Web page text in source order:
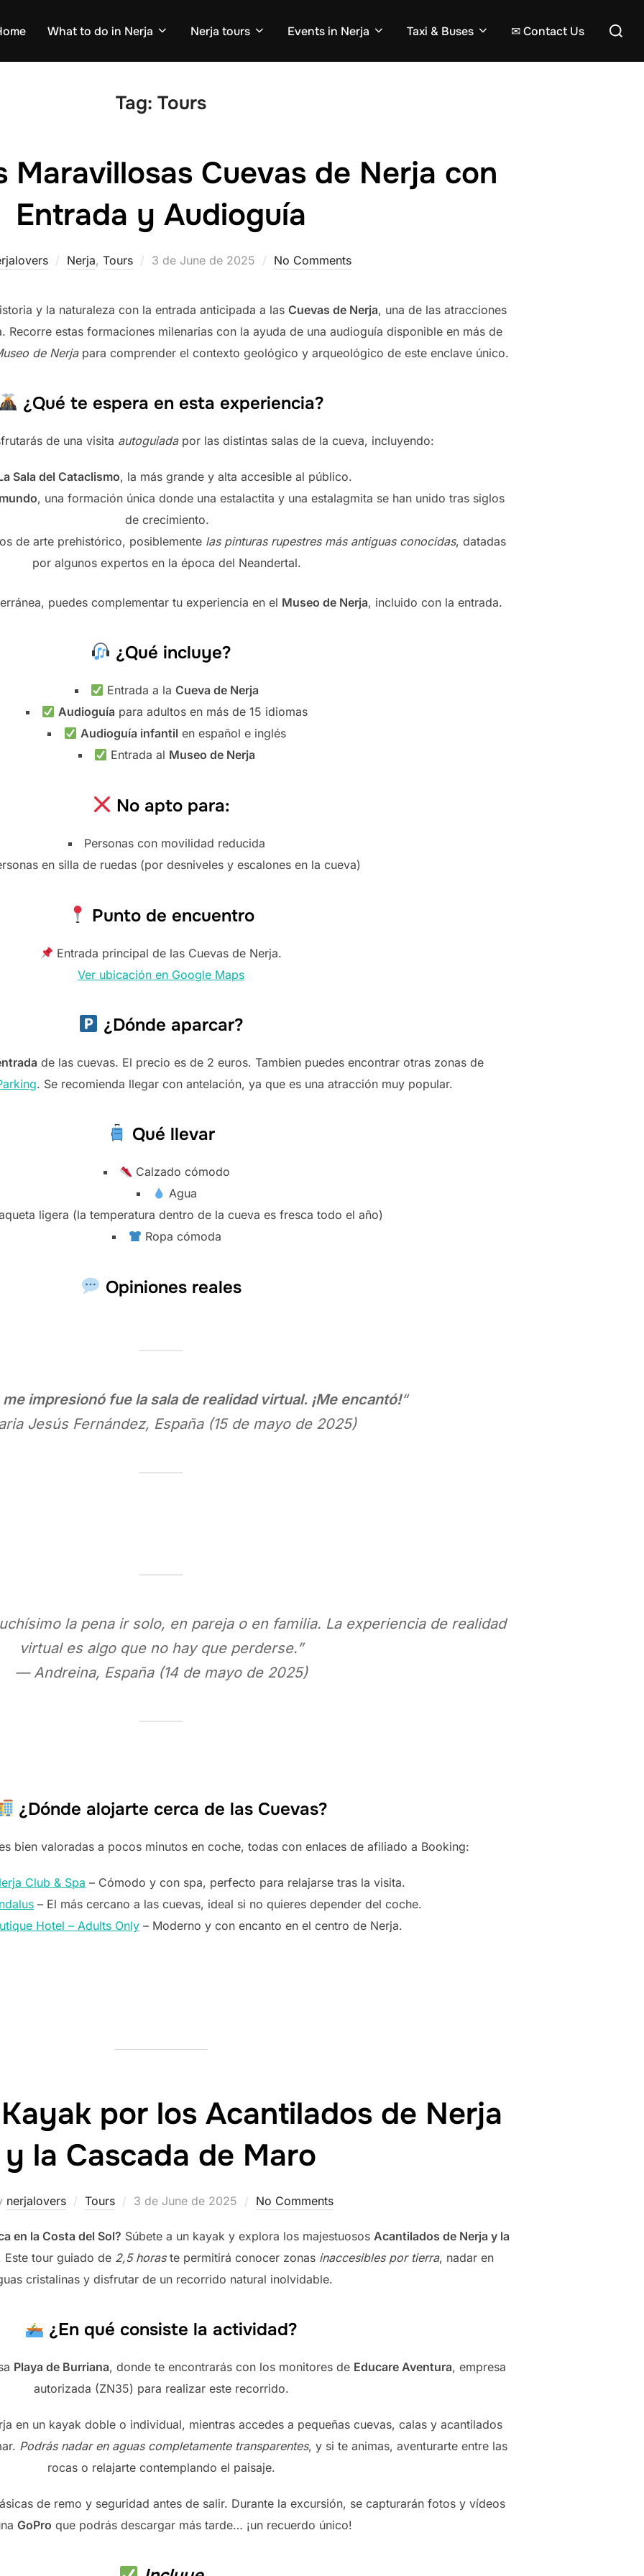
What to do in Nerja Nerja tours Events in Nerja Taxi & Buses ✉ Contact Us
Search
Tag: Tours
Maravillosas Cuevas de Nerja con
Entrada y Audioguía
Nerja, Tours
Posted
3 de June de 2025 No Comments
y la naturaleza con la entrada anticipada a las Cuevas de Nerja, una de las atracciones
Recorre estas formaciones milenarias con la ayuda de una audioguía disponible en más de
de Nerjapara comprender el contexto geológico y arqueológico de este enclave único.
¿Qué te espera en esta experiencia?
de una visita autoguiadapor las distintas salas de la cueva, incluyendo:
Sala del Cataclismo, la más grande y alta accesible al público.
, una formación única donde una estalactita y una estalagmita se han unido tras siglos
de crecimiento.
de arte prehistórico, posiblemente las pinturas rupestres más antiguas conocidas, datadas
por algunos expertos en la época del Neandertal.
puedes complementar tu experiencia en el Museo de Nerja, incluido con la entrada.
¿Qué incluye?
Entrada a laCueva de Nerja
Audioguía para adultos en más de 15 idiomas
Audioguía infantil en español e inglés
Entrada al Museo de Nerja
No apto para:
Personas con movilidad reducida
en silla de ruedas (por desniveles y escalones en la cueva)
Punto de encuentro
Entrada principal de las Cuevas de Nerja.
Ver ubicación en Google Maps
¿Dónde aparcar?
de las cuevas. El precio es de 2 euros. Tambien puedes encontrar otras zonas de
. Se recomienda llegar con antelación, ya que es una atracción muy popular.
Qué llevar
Calzado cómodo
Agua
ligera (la temperatura dentro de la cueva es fresca todo el año)
Ropa cómoda
Opiniones reales
impresionó fue la sala de realidad virtual. ¡Me encantó!“
Jesús Fernández, España (15 de mayo de 2025)
la pena ir solo, en pareja o en familia. La experiencia de realidad
virtual es algo que no hay que perderse.”
— Andreina, España (14 de mayo de 2025)
¿Dónde alojarte cerca de las Cuevas?
bien valoradas a pocos minutos en coche, todas con enlaces de afiliado a Booking:
Club & Spa – Cómodo y con spa, perfecto para relajarse tras la visita.
– El más cercano a las cuevas, ideal si no quieres depender del coche.
Hotel – Adults Only– Moderno y con encanto en el centro de Nerja.
por los Acantilados de Nerja
y la Cascada de Maro
nerjalovers Tours
Posted
3 de June de 2025 No Comments
en la Costa del Sol? Súbete a un kayak y explora los majestuosos Acantilados de Nerja y la
tour guiado de 2,5 horaste permitirá conocer zonas inaccesibles por tierra, nadar en
cristalinas y disfrutar de un recorrido natural inolvidable.
¿En qué consiste la actividad?
Playa de Burriana, donde te encontrarás con los monitores de Educare Aventura, empresa
autorizada (ZN35) para realizar este recorrido.
en un kayak doble o individual, mientras accedes a pequeñas cuevas, calas y acantilados
Podrás nadar en aguas completamente transparentes, y si te animas, aventurarte entre las
rocas o relajarte contemplando el paisaje.
de remo y seguridad antes de salir. Durante la excursión, se capturarán fotos y vídeos
GoPro que podrás descargar más tarde… ¡un recuerdo único!